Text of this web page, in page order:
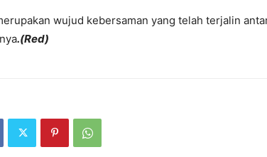
wujud kebersaman yang telah terjalin
.(Red)